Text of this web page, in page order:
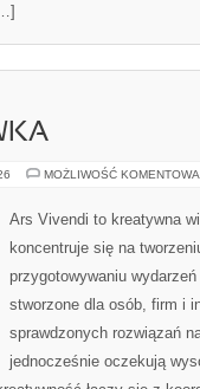
MOŻLIWOŚĆ
Ars Vivendi to kreatywna
koncentruje się na
przygotowywaniu
stworzone dla osób, firm i
sprawdzonych rozwiązań
jednocześnie oczekują